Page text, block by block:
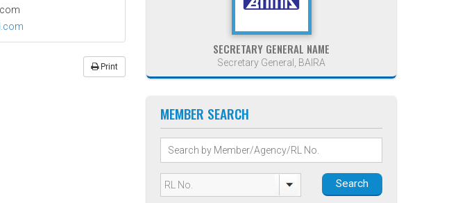
Print
SECRETARY GENERAL NAME
Secretary General, BAIRA
MEMBER SEARCH
Search